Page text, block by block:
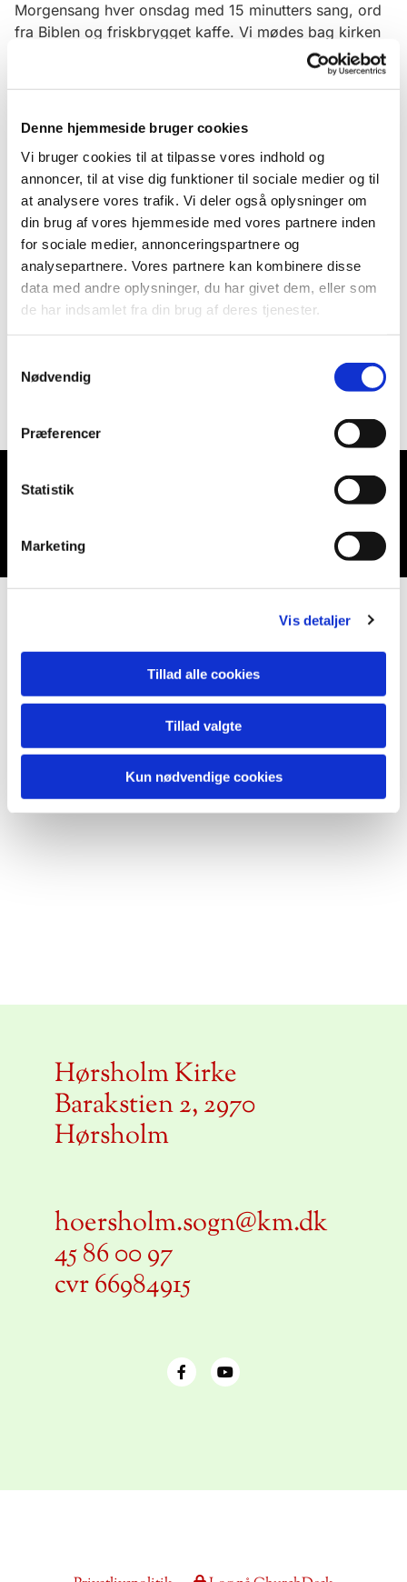
Denne hjemmeside bruger cookies
Vi bruger cookies til at tilpasse vores indhold og
annoncer, til at vise dig funktioner til sociale medier og til
at analysere vores trafik. Vi deler også oplysninger om
din brug af vores hjemmeside med vores partnere inden
for sociale medier, annonceringspartnere og
analysepartnere. Vores partnere kan kombinere disse
data med andre oplysninger, du har givet dem, eller som
de har indsamlet fra din brug af deres tjenester.
Nødvendig
Præferencer
Statistik
Marketing
Vis detaljer
Tillad alle cookies
Tillad valgte
Kun nødvendige cookies
Morgensang hver onsdag med 15 minutters sang, ord
fra Biblen og friskbrygget kaffe. Vi mødes bag kirken
og synger udenfor, hvis vejret er til det. Alle er
Du vil måske også kunne lide...
Hørsholm Kirke
Barakstien 2, 2970
Hørsholm
hoersholm.sogn@km.dk
45 86 00 97
cvr 66984915